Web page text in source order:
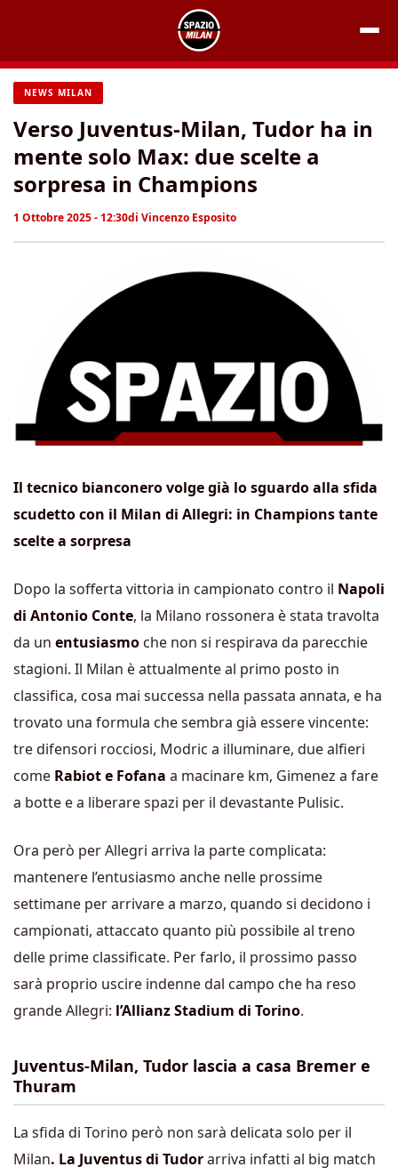
contenuto
NEWS MILAN
Verso Juventus-Milan, Tudor ha in
mente solo Max: due scelte a
sorpresa in Champions
1 Ottobre 2025 - 12:30di Vincenzo Esposito
Il tecnico bianconero volge già lo sguardo alla sfida
scudetto con il Milan di Allegri: in Champions tante
scelte a sorpresa
Dopo la sofferta vittoria in campionato contro il Napoli
di Antonio Conte, la Milano rossonera è stata travolta
da un entusiasmo che non si respirava da parecchie
stagioni. Il Milan è attualmente al primo posto in
classifica, cosa mai successa nella passata annata, e ha
trovato una formula che sembra già essere vincente:
tre difensori rocciosi, Modric a illuminare, due alfieri
come Rabiot e Fofana a macinare km, Gimenez a fare
a botte e a liberare spazi per il devastante Pulisic.
Ora però per Allegri arriva la parte complicata:
mantenere l’entusiasmo anche nelle prossime
settimane per arrivare a marzo, quando si decidono i
campionati, attaccato quanto più possibile al treno
delle prime classificate. Per farlo, il prossimo passo
sarà proprio uscire indenne dal campo che ha reso
grande Allegri: l’Allianz Stadium di Torino.
Juventus-Milan, Tudor lascia a casa Bremer e
Thuram
La sfida di Torino però non sarà delicata solo per il
Milan. La Juventus di Tudorarriva infatti al big match